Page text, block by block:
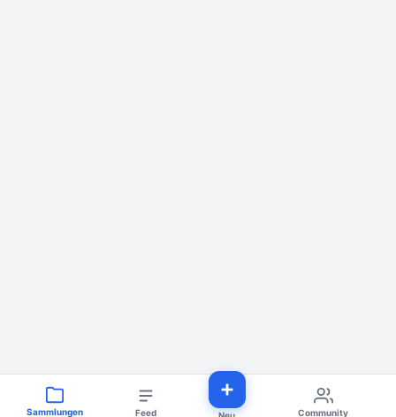
Sammlungen Feed Neu Community